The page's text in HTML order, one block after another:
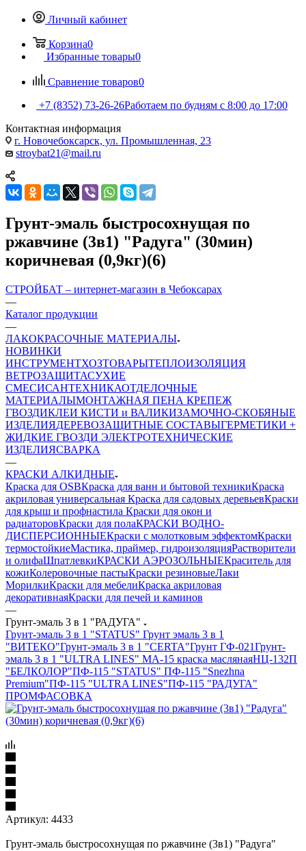
Личный кабинет
Корзина0
Избранные товары0
Сравнение товаров0
+7 (8352) 73-26-26Работаем по будням с 8:00 до 17:00
Контактная информация
г. Новочебоксарск, ул. Промышленная, 23
stroybat21@mail.ru
Грунт-эмаль быстросохнущая по
ржавчине (3в1) "Радуга" (30мин)
коричневая (0,9кг)(6)
СТРОЙБАТ – интернет-магазин в Чебоксарах
—
Каталог продукции
—
ЛАКОКРАСОЧНЫЕ МАТЕРИАЛЫ
НОВИНКИ
ИНСТРУМЕНТХОЗТОВАРЫТЕПЛОИЗОЛЯЦИЯ
ВЕТРОЗАЩИТАСУХИЕ
СМЕСИСАНТЕХНИКАОТДЕЛОЧНЫЕ
МАТЕРИАЛЫМОНТАЖНАЯ ПЕНА КРЕПЕЖ
ГВОЗДИКЛЕИ КИСТИ и ВАЛИКИЗАМОЧНО-СКОБЯНЫЕ
ИЗДЕЛИЯДЕРЕВОЗАЩИТНЫЕ СОСТАВЫГЕРМЕТИКИ +
ЖИДКИЕ ГВОЗДИ ЭЛЕКТРОТЕХНИЧЕСКИЕ
ИЗДЕЛИЯСВАРКА
—
КРАСКИ АЛКИДНЫЕ
Краска для OSBКраска для ванн и бытовой техникиКраска
акриловая универсальная Краска для садовых деревьевКраски
для крыш и профнастила Краски для окон и
радиаторовКраски для полаКРАСКИ ВОДНО-
ДИСПЕРСИОННЫЕКраски с молотковым эффектомКраски
термостойкиеМастика, праймер, гидроизоляцияРастворители
и олифаШпатлевкиКРАСКИ АЭРОЗОЛЬНЫЕКраситель для
кожиКолеровочные пастыКраски резиновыеЛаки
МорилкиКраски для мебелиКраска акриловая
декоративнаяКраски для печей и каминов
—
Грунт-эмаль 3 в 1 "РАДУГА"
Грунт-эмаль 3 в 1 "STATUS" Грунт эмаль 3 в 1
"ВИТЕКО"Грунт-эмаль 3 в 1 "CERTA"Грунт ГФ-021Грунт-
эмаль 3 в 1 "ULTRA LINES" МА-15 краска маслянаяНЦ-132П
"БЕЛКОЛОР"ПФ-115 "STATUS" ПФ-115 "Snezhna
Premium"ПФ-115 "ULTRA LINES"ПФ-115 "РАДУГА"
ПРОМФАСОВКА
Артикул: 4433
Грунт-эмаль быстросохнущая по ржавчине (3в1) "Радуга"